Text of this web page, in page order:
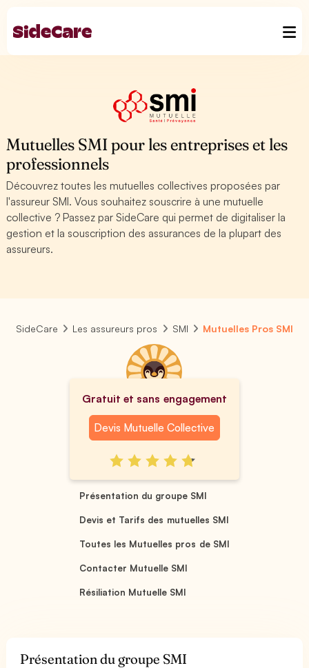
Mutuelles SMI pour les entreprises et les
professionnels
Découvrez toutes les mutuelles collectives proposées par
l'assureur SMI. Vous souhaitez souscrire à une mutuelle
collective ? Passez par SideCare qui permet de digitaliser la
gestion et la souscription des assurances de la plupart des
assureurs.
SideCare Les assureurs pros SMI Mutuelles Pros SMI
Gratuit et sans engagement
Devis Mutuelle Collective
Présentation du groupe SMI
Devis et Tarifs des mutuelles SMI
Toutes les Mutuelles pros de SMI
Contacter Mutuelle SMI
Résiliation Mutuelle SMI
Présentation du groupe SMI